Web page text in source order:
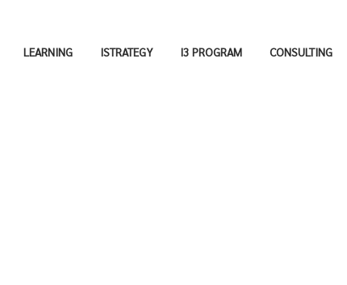
LEARNING ISTRATEGY I3 PROGRAM CONSULTING